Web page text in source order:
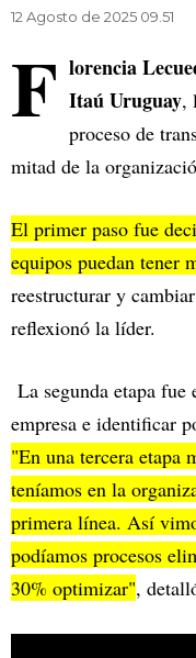
12 Agosto de 2025 09.51
F lorencia
Itaú Uruguay,
proceso de
mitad de la
El primer paso fue
equipos puedan tener
reestructurar y
reflexionó la líder.
La segunda etapa fue
empresa e identificar
"En una tercera etapa
teníamos en la
primera línea. Así
podíamos procesos
30% optimizar",